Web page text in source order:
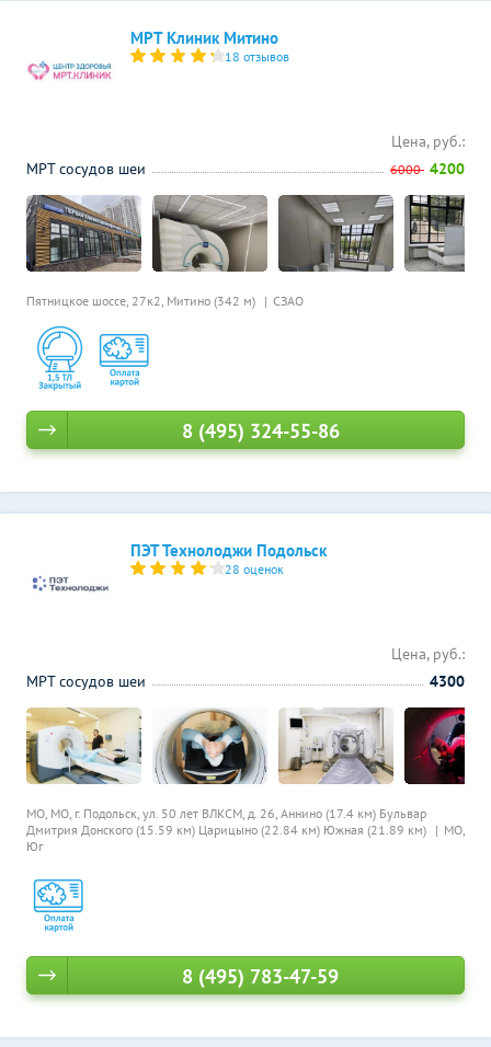
МРТ Клиник Митино
18 отзывов
Пятницкое шоссе, 27к2, Митино (342 м) СЗАО
Цена, руб.:
МРТ сосудов шеи
6000 4200
8 (495) 324-55-86
ПЭТ Технолоджи Подольск
28 оценок
МО, МО, г. Подольск, ул. 50 лет ВЛКСМ, д. 26, Аннино (17.4 км) Бульвар
Дмитрия Донского (15.59 км) Царицыно (22.84 км) Южная (21.89 км)
МО,
Юг
Цена, руб.:
МРТ сосудов шеи
4300
8 (495) 783-47-59